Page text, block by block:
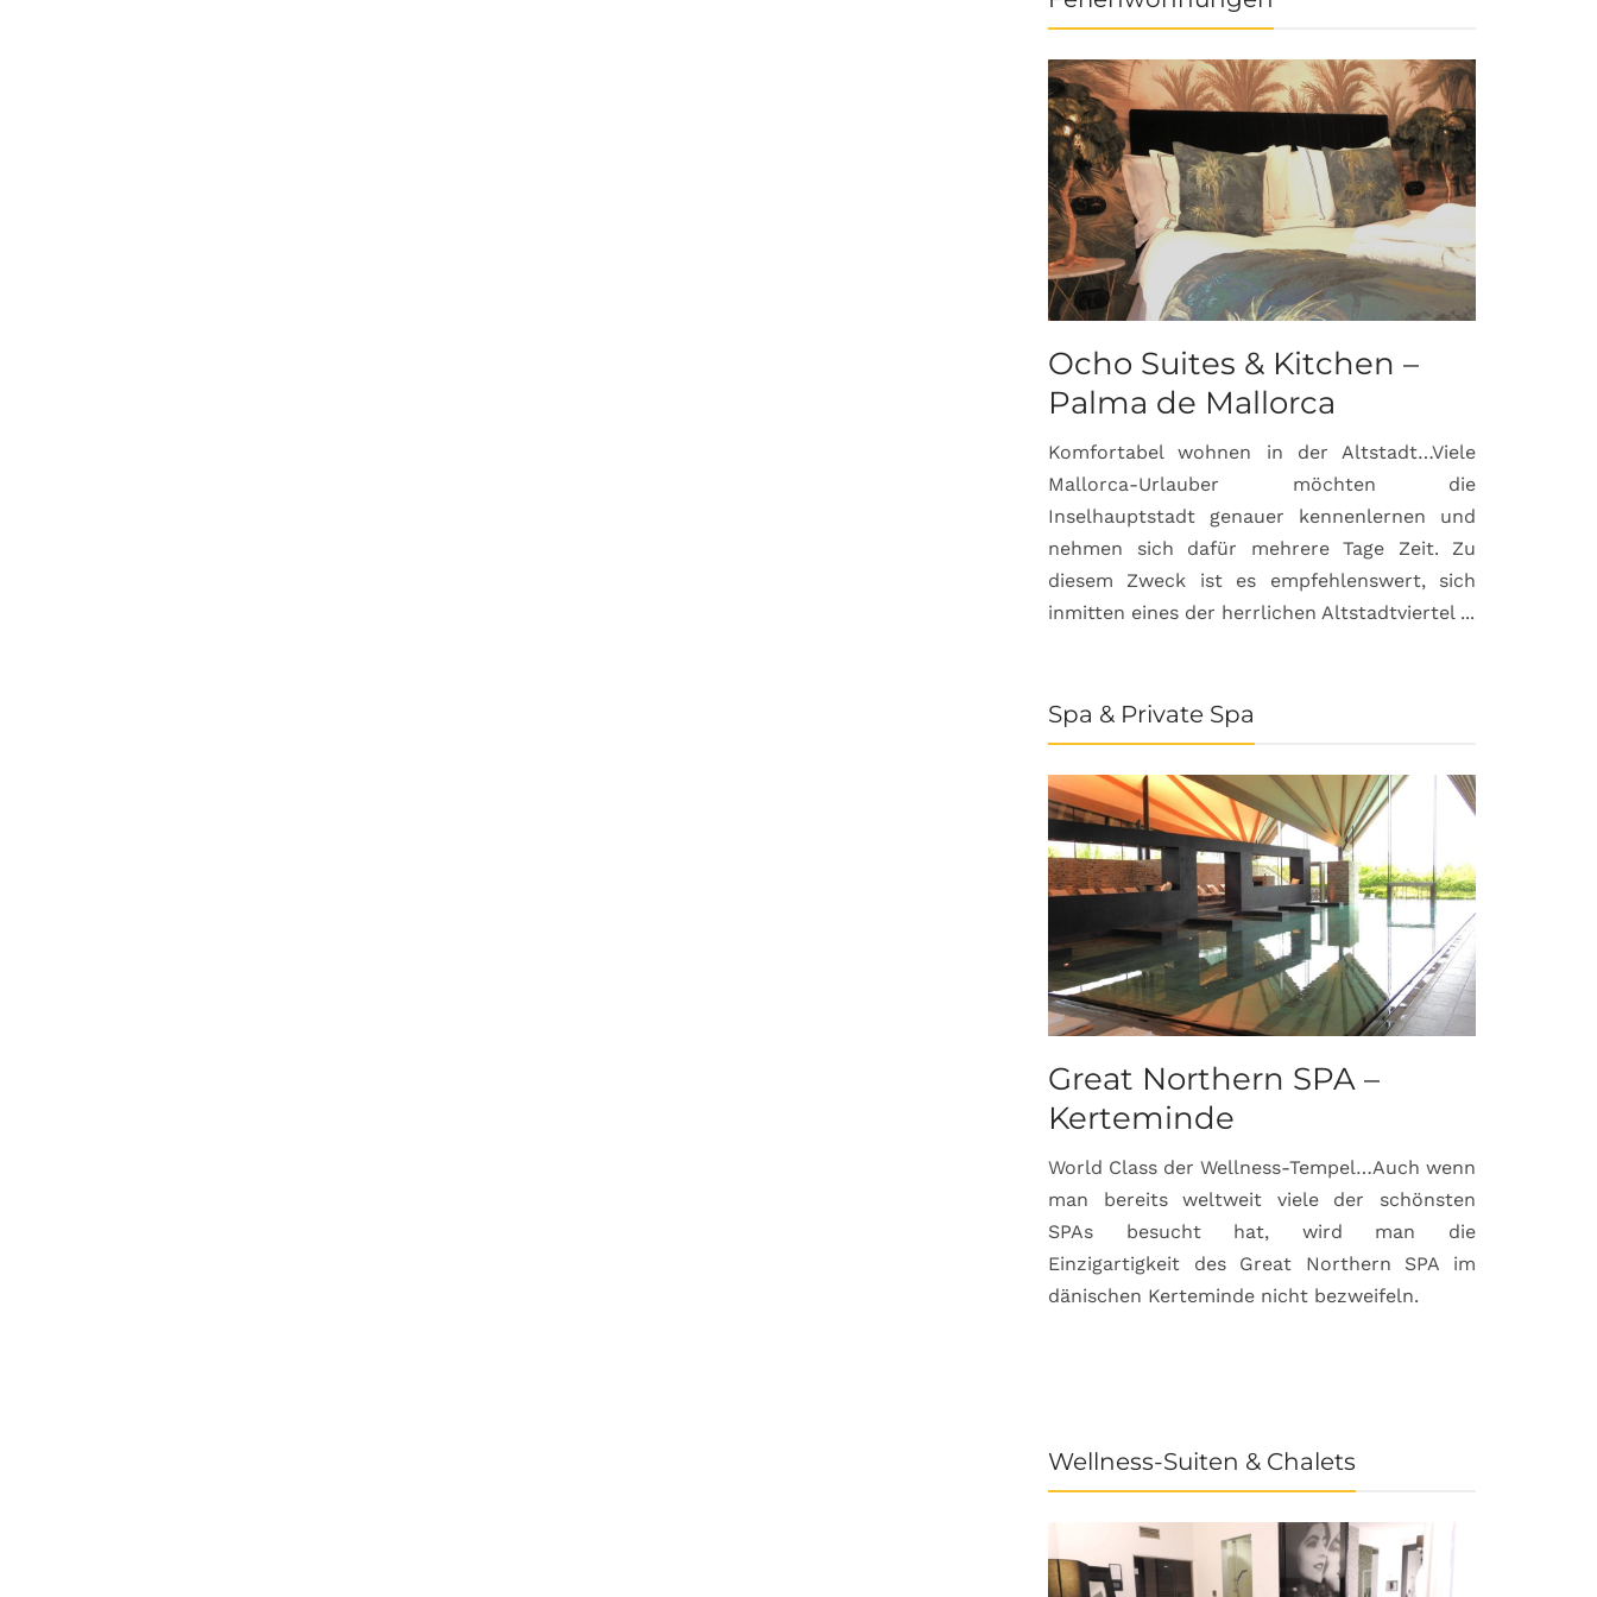
Ocho Suites & Kitchen –
Palma de Mallorca
Komfortabel wohnen in der Altstadt…Viele
Mallorca-Urlauber möchten die
Inselhauptstadt genauer kennenlernen und
nehmen sich dafür mehrere Tage Zeit. Zu
diesem Zweck ist es empfehlenswert, sich
inmitten eines der herrlichen Altstadtviertel ...
Spa & Private Spa
Great Northern SPA –
Kerteminde
World Class der Wellness-Tempel…Auch wenn
man bereits weltweit viele der schönsten
SPAs besucht hat, wird man die
Einzigartigkeit des Great Northern SPA im
dänischen Kerteminde nicht bezweifeln.
Wellness-Suiten & Chalets